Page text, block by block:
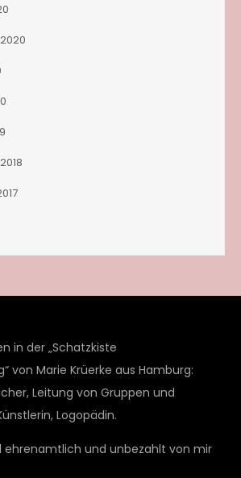
in der „Schatzkiste
von Marie Krüerke aus Hamburg:
Leitung von Gruppen und
Logopädin.
ehrenamtlich und unbezahlt von mir